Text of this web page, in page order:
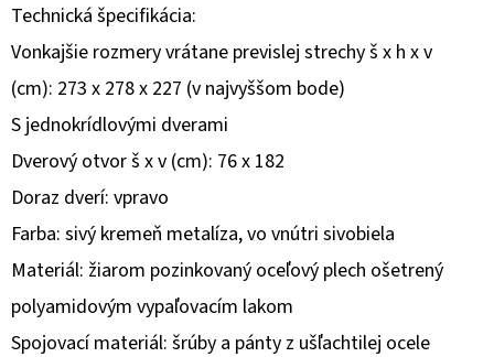
Technická špecifikácia:
Vonkajšie rozmery vrátane previslej strechy š x h x v
(cm): 273 x 278 x 227 (v najvyššom bode)
S jednokrídlovými dverami
Dverový otvor š x v (cm): 76 x 182
Doraz dverí: vpravo
Farba: sivý kremeň metalíza, vo vnútri sivobiela
Materiál: žiarom pozinkovaný oceľový plech ošetrený
polyamidovým vypaľovacím lakom
Spojovací materiál: šrúby a pánty z ušľachtilej ocele
HĽADAŤ
O
D
P
O
R
Ú